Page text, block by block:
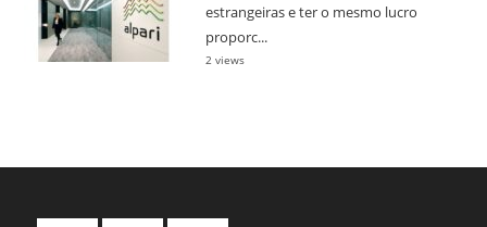
estrangeiras e ter o mesmo lucro
proporc...
2 views